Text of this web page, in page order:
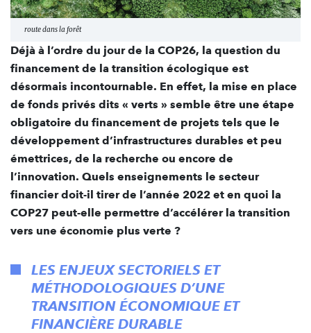
route dans la forêt
Déjà à l’ordre du jour de la COP26, la question du
financement de la transition écologique est
désormais incontournable. En effet, la mise en place
de fonds privés dits « verts » semble être une étape
obligatoire du financement de projets tels que le
développement d’infrastructures durables et peu
émettrices, de la recherche ou encore de
l’innovation. Quels enseignements le secteur
financier doit-il tirer de l’année 2022 et en quoi la
COP27 peut-elle permettre d’accélérer la transition
vers une économie plus verte ?
LES ENJEUX SECTORIELS ET
MÉTHODOLOGIQUES D’UNE
TRANSITION ÉCONOMIQUE ET
FINANCIÈRE DURABLE